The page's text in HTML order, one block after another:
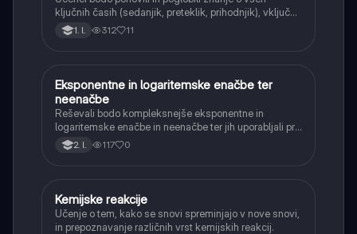
ključnih časih (sedanjik, preteklik, prihodnjik), vključno
s Perfect tenses (Present Perfect Continuous, Past
Perfect, Future Perfect) in njihovo uporabo.
1. l. 312 11
Matematika
Eksponentne in logaritemske enačbe ter
neenačbe
Reševali bodo kompleksnejše eksponentne in
logaritemske enačbe in neenačbe ter jih uporabljali pri
reševanju praktičnih problemov.
2. l. 117 0
Naravoslovje
Kemijske reakcije
Učenje o tem, kako se snovi spreminjajo v nove snovi,
in prepoznavanje različnih vrst kemijskih reakcij.